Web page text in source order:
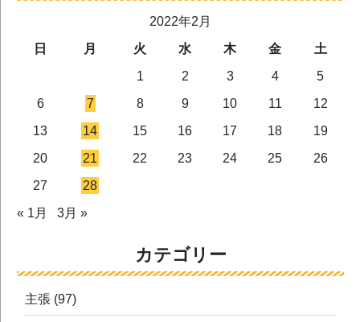
2022年2月
日
月 火 水 木 金
土
1
2 3 4
5
6
7 8 9 10 11
12
13
14 15 16 17 18
19
20
21 22 23 24 25
26
27
28
« 1月
3月 »
カテゴリー
主張 (97)